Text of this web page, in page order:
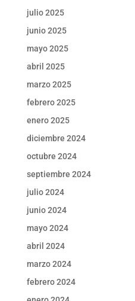
julio 2025
junio 2025
mayo 2025
abril 2025
marzo 2025
febrero 2025
enero 2025
diciembre 2024
octubre 2024
septiembre 2024
julio 2024
junio 2024
mayo 2024
abril 2024
marzo 2024
febrero 2024